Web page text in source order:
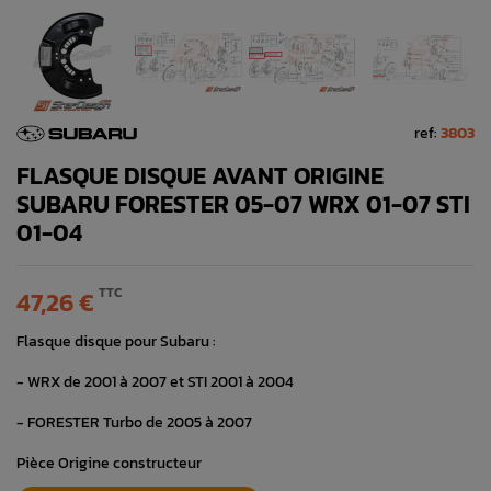
ref:3803
FLASQUE DISQUE AVANT ORIGINE
SUBARU FORESTER 05-07 WRX 01-07 STI
01-04
47,26 € TTC
Flasque disque pour Subaru :
- WRX de 2001 à 2007 et STI 2001 à 2004
- FORESTER Turbo de 2005 à 2007
Pièce Origine constructeur